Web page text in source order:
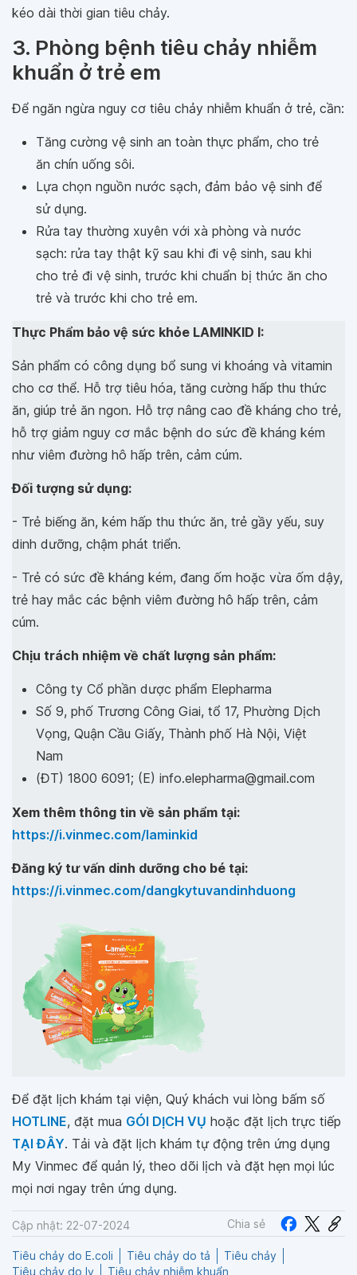
kéo dài thời gian tiêu chảy.
3. Phòng bệnh tiêu chảy nhiễm
khuẩn ở trẻ em
Để ngăn ngừa nguy cơ tiêu chảy nhiễm khuẩn ở trẻ, cần:
Tăng cường vệ sinh an toàn thực phẩm, cho trẻ
ăn chín uống sôi.
Lựa chọn nguồn nước sạch, đảm bảo vệ sinh để
sử dụng.
Rửa tay thường xuyên với xà phòng và nước
sạch: rửa tay thật kỹ sau khi đi vệ sinh, sau khi
cho trẻ đi vệ sinh, trước khi chuẩn bị thức ăn cho
trẻ và trước khi cho trẻ em.
Thực Phẩm bảo vệ sức khỏe LAMINKID I:
Sản phẩm có công dụng bổ sung vi khoáng và vitamin
cho cơ thể. Hỗ trợ tiêu hóa, tăng cường hấp thu thức
ăn, giúp trẻ ăn ngon. Hỗ trợ nâng cao đề kháng cho trẻ,
hỗ trợ giảm nguy cơ mắc bệnh do sức đề kháng kém
như viêm đường hô hấp trên, cảm cúm.
Đối tượng sử dụng:
- Trẻ biếng ăn, kém hấp thu thức ăn, trẻ gầy yếu, suy
dinh dưỡng, chậm phát triển.
- Trẻ có sức đề kháng kém, đang ốm hoặc vừa ốm dậy,
trẻ hay mắc các bệnh viêm đường hô hấp trên, cảm
cúm.
Chịu trách nhiệm về chất lượng sản phẩm:
Công ty Cổ phần dược phẩm Elepharma
Số 9, phố Trương Công Giai, tổ 17, Phường Dịch
Vọng, Quận Cầu Giấy, Thành phố Hà Nội, Việt
Nam
(ĐT) 1800 6091; (E) info.elepharma@gmail.com
Xem thêm thông tin về sản phẩm tại:
https://i.vinmec.com/laminkid
Đăng ký tư vấn dinh dưỡng cho bé tại:
https://i.vinmec.com/dangkytuvandinhduong
Để đặt lịch khám tại viện, Quý khách vui lòng bấm số
HOTLINE, đặt mua GÓI DỊCH VỤ hoặc đặt lịch trực tiếp
TẠI ĐÂY. Tải và đặt lịch khám tự động trên ứng dụng
My Vinmec để quản lý, theo dõi lịch và đặt hẹn mọi lúc
mọi nơi ngay trên ứng dụng.
Cập nhật: 22-07-2024 Chia sẻ
Tiêu chảy do E.coli Tiêu chảy do tả
Tiêu chảy
Tiêu chảy do lỵ
Tiêu chảy nhiễm khuẩn